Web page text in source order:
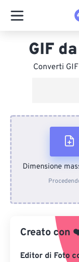
GIF
Converti
Dimensione
Creato con
Editor di Foto